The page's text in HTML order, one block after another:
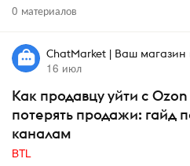
0 материалов
ChatMarket | Ваш магазин
16 июл
Как продавцу уйти с
потерять продажи: гайд
каналам
BTL